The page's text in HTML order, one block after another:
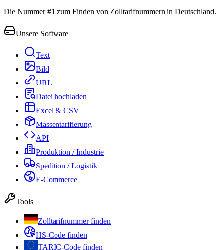
Die Nummer #1 zum Finden von Zolltarifnummern in Deutschland.
Unsere Software
Text
Bild
URL
Datei hochladen
Excel & CSV
Massentarifierung
API
Produktion / Industrie
Spedition / Logistik
E-Commerce
Tools
Zolltarifnummer finden
HS-Code finden
TARIC-Code finden